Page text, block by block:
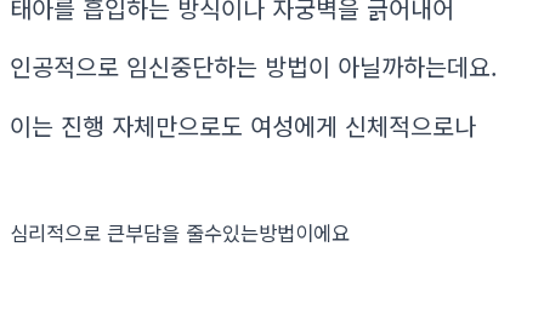
태아를 흡입하는 방식이나 자궁벽을 긁어내어
인공적으로 임신중단하는 방법이 아닐까하는데요.
이는 진행 자체만으로도 여성에게 신체적으로나
심리적으로 큰부담을 줄수있는방법이에요